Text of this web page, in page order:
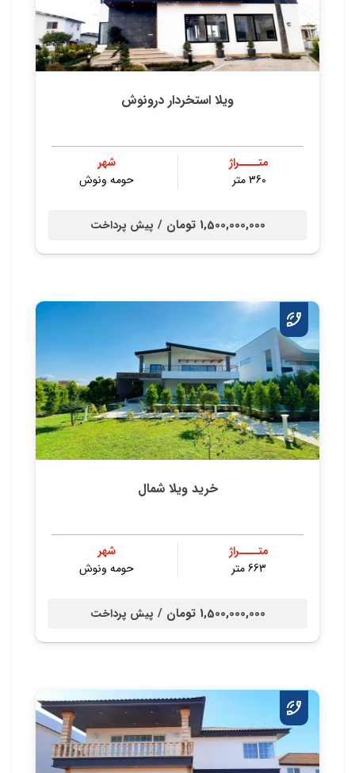
ویلا استخردار درونوش
متــــراژ
360 متر
شهر
حومه ونوش
1,500,000,000 تومان / پیش پرداخت
خرید ویلا شمال
متــــراژ
663 متر
شهر
حومه ونوش
1,500,000,000 تومان / پیش پرداخت